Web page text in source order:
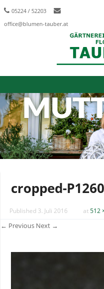
05224 / 52203
office@blumen-tauber.at
Skip to content
cropped-
Published 3. Juli 2016 at512
← Previous Next →